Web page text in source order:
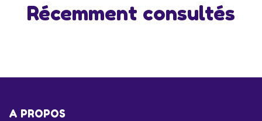
Récemment consultés
A PROPOS